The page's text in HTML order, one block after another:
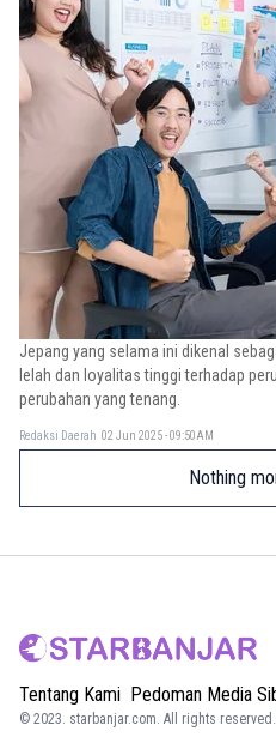
Jepang yang selama ini dikenal
lelah dan loyalitas tinggi terhadap
perubahan yang tenang.
Redaksi Daerah 02 Jun 2025 - 09:50AM
Nothing
Tentang Kami Pedoman Media
© 2023. starbanjar.com. All rights